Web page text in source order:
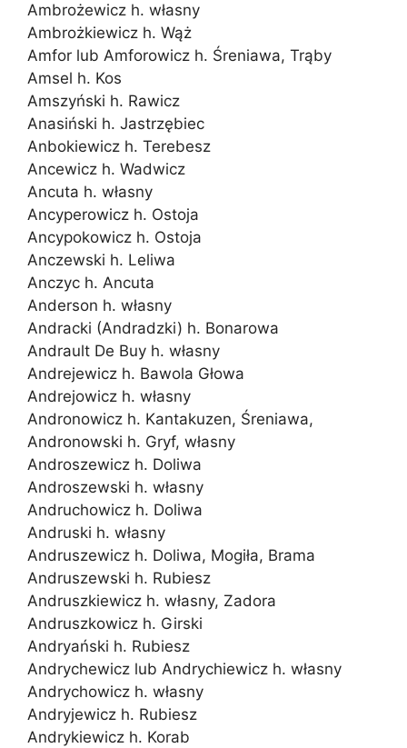
Ambrożewicz h. własny
Ambrożkiewicz h. Wąż
Amfor lub Amforowicz h. Śreniawa, Trąby
Amsel h. Kos
Amszyński h. Rawicz
Anasiński h. Jastrzębiec
Anbokiewicz h. Terebesz
Ancewicz h. Wadwicz
Ancuta h. własny
Ancyperowicz h. Ostoja
Ancypokowicz h. Ostoja
Anczewski h. Leliwa
Anczyc h. Ancuta
Anderson h. własny
Andracki (Andradzki) h. Bonarowa
Andrault De Buy h. własny
Andrejewicz h. Bawola Głowa
Andrejowicz h. własny
Andronowicz h. Kantakuzen, Śreniawa,
Andronowski h. Gryf, własny
Androszewicz h. Doliwa
Androszewski h. własny
Andruchowicz h. Doliwa
Andruski h. własny
Andruszewicz h. Doliwa, Mogiła, Brama
Andruszewski h. Rubiesz
Andruszkiewicz h. własny, Zadora
Andruszkowicz h. Girski
Andryański h. Rubiesz
Andrychewicz lub Andrychiewicz h. własny
Andrychowicz h. własny
Andryjewicz h. Rubiesz
Andrykiewicz h. Korab